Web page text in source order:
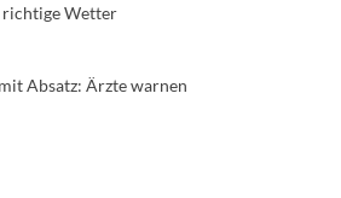
richtige Wetter
Absatz: Ärzte warnen